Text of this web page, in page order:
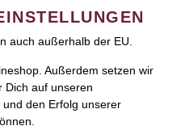
weitergegeben werden.
auch außerhalb der EU.
Außerdem setzen wir
Dich auf unseren
den Erfolg unserer